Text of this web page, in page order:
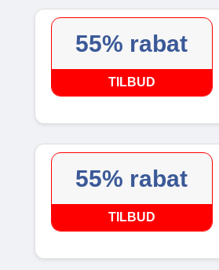
55% rabat
TILBUD
55% rabat
TILBUD